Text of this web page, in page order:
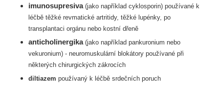
imunosupresiva(jako například cyklosporin) používané k
léčbě těžké revmatické artritidy, těžké lupénky, po
transplantaci orgánu nebo kostní dřeně
anticholinergika(jako například pankuronium nebo
vekuronium) - neuromuskulární blokátory používané při
některých chirurgických zákrocích
diltiazem používaný k léčbě srdečních poruch